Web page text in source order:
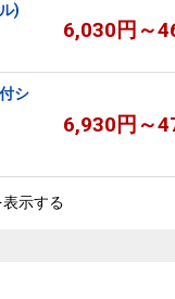
)
6,030円～
シ
6,930円～
示する